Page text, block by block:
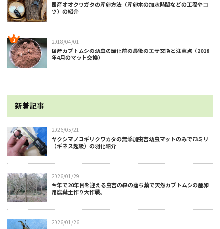
国産オオクワガタの産卵方法（産卵木の加水時間などの工程やコ
ツ）の紹介
2018/04/01
国産カブトムシの幼虫の蛹化前の最後のエサ交換と注意点（2018
年4月のマット交換）
新着記事
2026/05/21
ヤクシマノコギリクワガタの無添加虫吉幼虫マットのみで73ミリ
（ギネス超級）の羽化紹介
2026/01/29
今年で20年目を迎える虫吉の森の落ち葉で天然カブトムシの産卵
用腐葉土作り大作戦。
2026/01/26